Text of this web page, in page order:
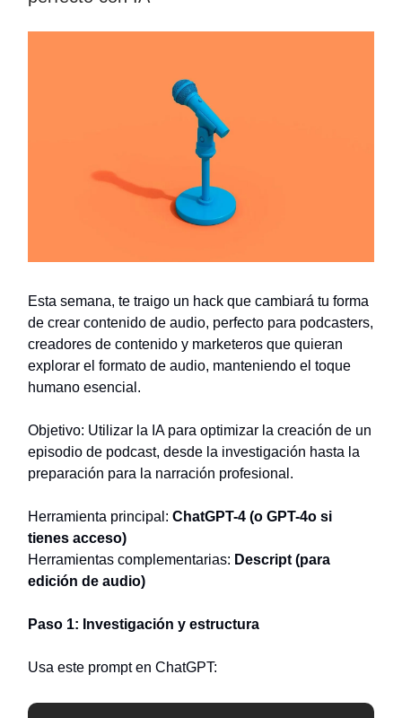
Esta semana, te traigo un hack que cambiará tu forma
de crear contenido de audio, perfecto para podcasters,
creadores de contenido y marketeros que quieran
explorar el formato de audio, manteniendo el toque
humano esencial.
Objetivo: Utilizar la IA para optimizar la creación de un
episodio de podcast, desde la investigación hasta la
preparación para la narración profesional.
Herramienta principal: ChatGPT-4 (o GPT-4o si
tienes acceso)
Herramientas complementarias: Descript (para
edición de audio)
Paso 1: Investigación y estructura
Usa este prompt en ChatGPT: